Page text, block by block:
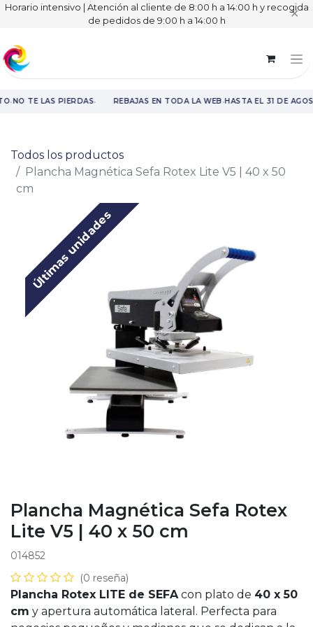
Horario intensivo | Atención al cliente de 8:00 h a 14:00 h y recogida
de pedidos de 9:00 h a 14:00 h
✕
·NO TE LAS PIERDAS· REBAJAS EN TODA LA WEB·HASTA EL 31 DE
Todos los productos
Plancha Magnética Sefa Rotex Lite V5 | 40 x 50
cm
Últimas unidades
Plancha Magnética Sefa Rotex
Lite V5 | 40 x 50 cm
014852
(0 reseña)
Plancha Rotex LITE de SEFAcon plato de 40 x 50
cm y apertura automática lateral. Perfecta para